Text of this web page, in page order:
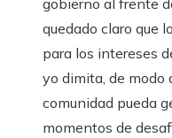
gobierno al frente
quedado claro que
para los intereses
yo dimita, de modo
comunidad pueda
momentos de